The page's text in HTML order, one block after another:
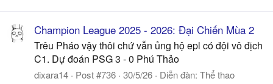
Champion League 2025 - 2026: Đại Chiến Mùa 2
Trêu Pháo vậy thôi chứ vẫn ủng hộ epl có đội vô địch
C1. Dự đoán PSG 3 - 0 Phú Thảo
dixara14 Post #736 30/5/26 Diễn đàn: Thể thao